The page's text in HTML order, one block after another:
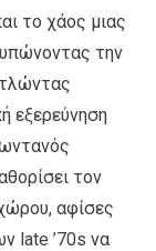
το χάος μιας
την
εξερεύνηση
τον
αφίσες
late ’70s να